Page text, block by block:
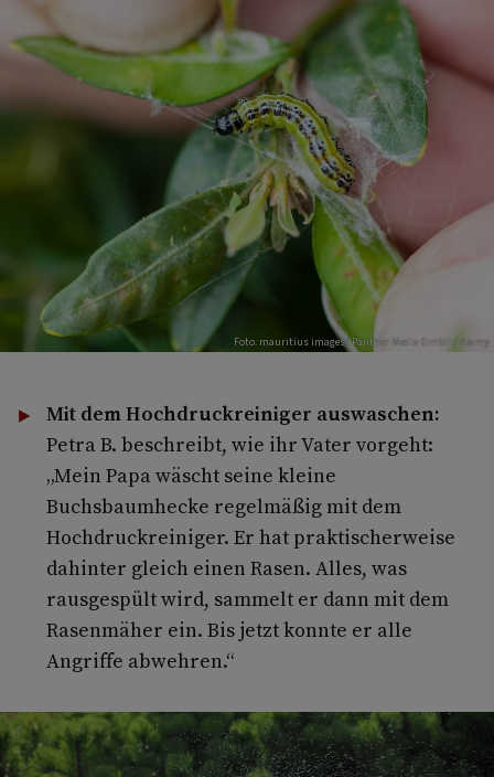
Foto: mauritius images/ Panther Media GmbH / Alamy
Mit dem Hochdruckreiniger auswaschen:
Petra B. beschreibt, wie ihr Vater vorgeht:
„Mein Papa wäscht seine kleine
Buchsbaumhecke regelmäßig mit dem
Hochdruckreiniger. Er hat praktischerweise
dahinter gleich einen Rasen. Alles, was
rausgespült wird, sammelt er dann mit dem
Rasenmäher ein. Bis jetzt konnte er alle
Angriffe abwehren.“